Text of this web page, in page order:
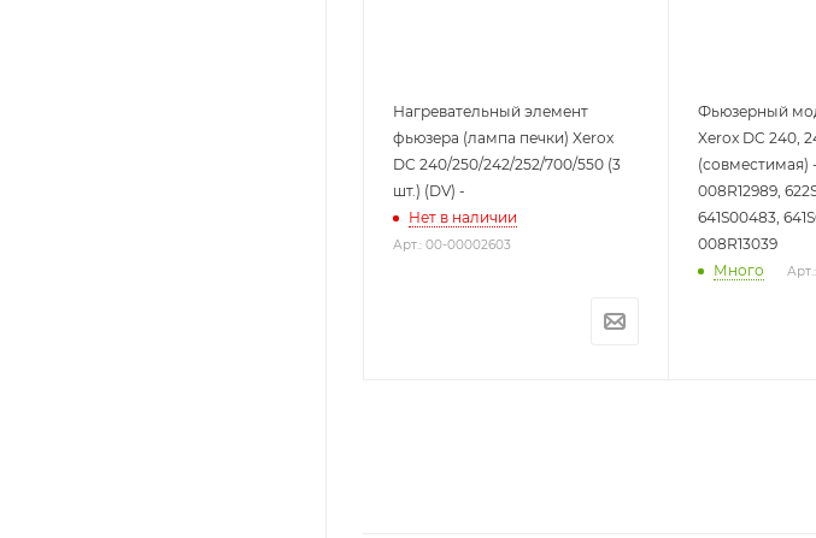
Нагревательный элемент
фьюзера (лампа печки) Xerox
DC 240/250/242/252/700/550 (3
шт.) (DV) -
Нет в наличии
Арт.: 00-00002603
Фьюзерный
Xerox DC 240,
(совместимая)
008R12989,
641S00483,
008R13039
Много